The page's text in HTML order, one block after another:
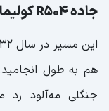
جاده R504 کولیما روسیه
هم به طول
جنگلی مه‌آلود